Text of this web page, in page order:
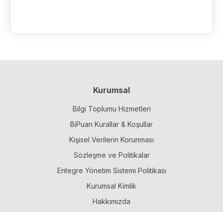
Kurumsal
Bilgi Toplumu Hizmetleri
BiPuan Kurallar & Koşullar
Kişisel Verilerin Korunması
Sözleşme ve Politikalar
Entegre Yönetim Sistemi Politikası
Kurumsal Kimlik
Hakkımızda